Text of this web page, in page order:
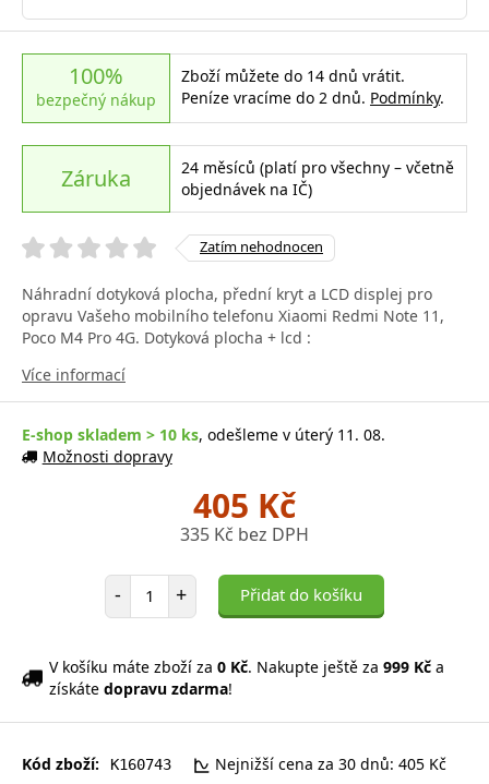
100%
bezpečný nákup
Zboží můžete do 14 dnů vrátit.
Peníze vracíme do 2 dnů. Podmínky.
Záruka
24 měsíců (platí pro všechny – včetně
objednávek na IČ)
Zatím nehodnocen
Náhradní dotyková plocha, přední kryt a LCD displej pro
opravu Vašeho mobilního telefonu Xiaomi Redmi Note 11,
Poco M4 Pro 4G. Dotyková plocha + lcd :
Více informací
E-shop skladem > 10 ks, odešleme v úterý 11. 08.
Možnosti dopravy
405 Kč
335 Kč bez DPH
- Počet položek
+ Přidat do košíku
V košíku máte zboží za 0 Kč. Nakupte ještě za 999 Kč a
získáte dopravu zdarma!
Kód zboží: K160743
Nejnižší cena za 30 dnů: 405 Kč